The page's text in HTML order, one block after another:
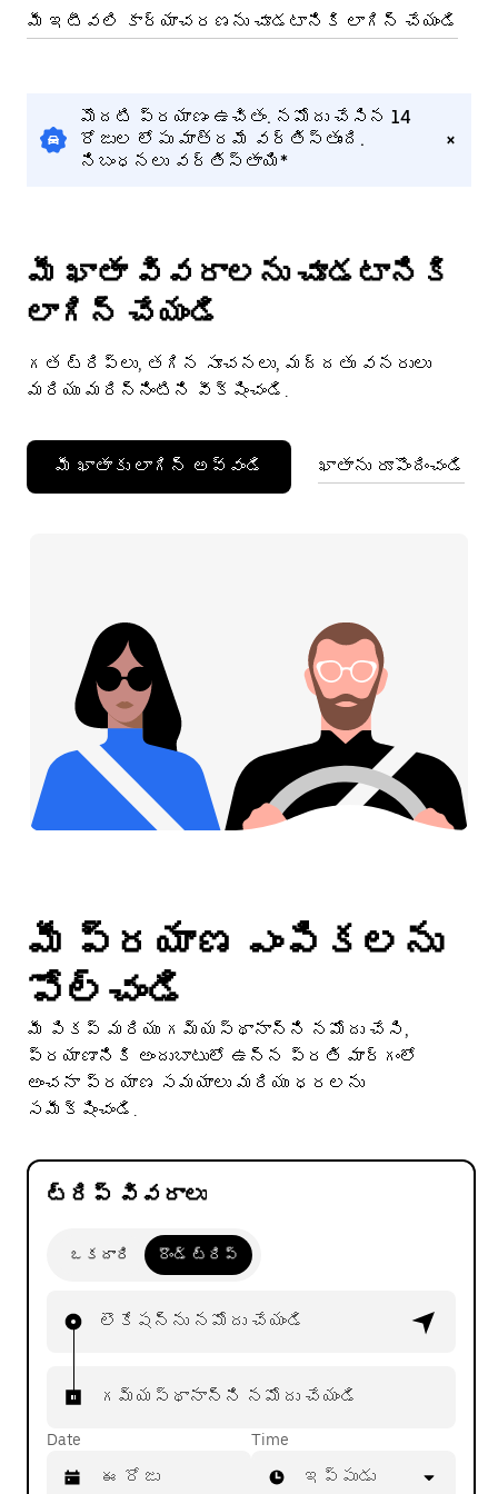
మీ ఇటీవలి కార్యాచరణను చూడటానికి లాగిన్ చేయండి
మొదటి ప్రయాణం ఉచితం. నమోదు చేసిన 14
రోజుల లోపు మాత్రమే వర్తిస్తుంది.
నిబంధనలు వర్తిస్తాయి*
మీ ఖాతా వివరాలను చూడటానికి
లాగిన్ చేయండి
గత ట్రిప్‌లు, తగిన సూచనలు, మద్దతు వనరులు
మరియు మరిన్నింటిని వీక్షించండి.
మీ ఖాతాకు లాగిన్ అవ్వండి ఖాతాను రూపొందించండి
మీ ప్రయాణ ఎంపికలను
పోల్చండి
మీ పికప్ మరియు గమ్యస్థానాన్ని నమోదు చేసి,
ప్రయాణానికి అందుబాటులో ఉన్న ప్రతి మార్గంలో
అంచనా ప్రయాణ సమయాలు మరియు ధరలను
సమీక్షించండి.
ట్రిప్ వివరాలు
ఒకదారి రౌండ్ ట్రిప్
లొకేషన్‌ను నమోదు చేయండి
గమ్యస్థానాన్ని నమోదు చేయండి
Date Time
ఇప్పుడు